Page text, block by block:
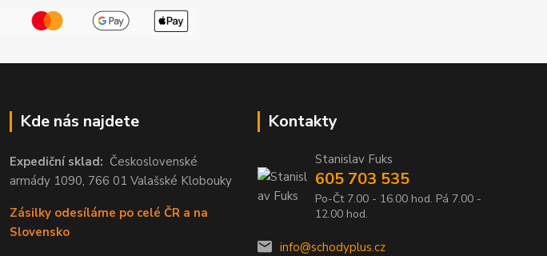
Kde nás najdete
Expediční sklad: Československé
armády 1090, 766 01 Valašské Klobouky
Zásilky odesíláme po celé ČR a na
Slovensko
Kontakty
Stanislav Fuks
605 703 535
Po-Čt 7.00 - 16.00 hod. Pá 7.00 -
12.00 hod.
info@schodyplus.cz